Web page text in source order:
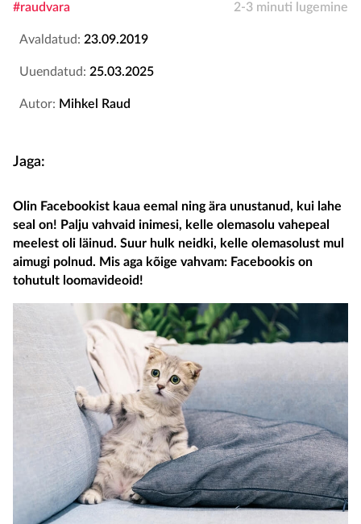
#raudvara 2-3 minuti lugemine
Avaldatud: 23.09.2019
Uuendatud: 25.03.2025
Autor: Mihkel Raud
Jaga:
Olin Facebookist kaua eemal ning ära unustanud, kui lahe
seal on! Palju vahvaid inimesi, kelle olemasolu vahepeal
meelest oli läinud. Suur hulk neidki, kelle olemasolust mul
aimugi polnud. Mis aga kõige vahvam: Facebookis on
tohutult loomavideoid!